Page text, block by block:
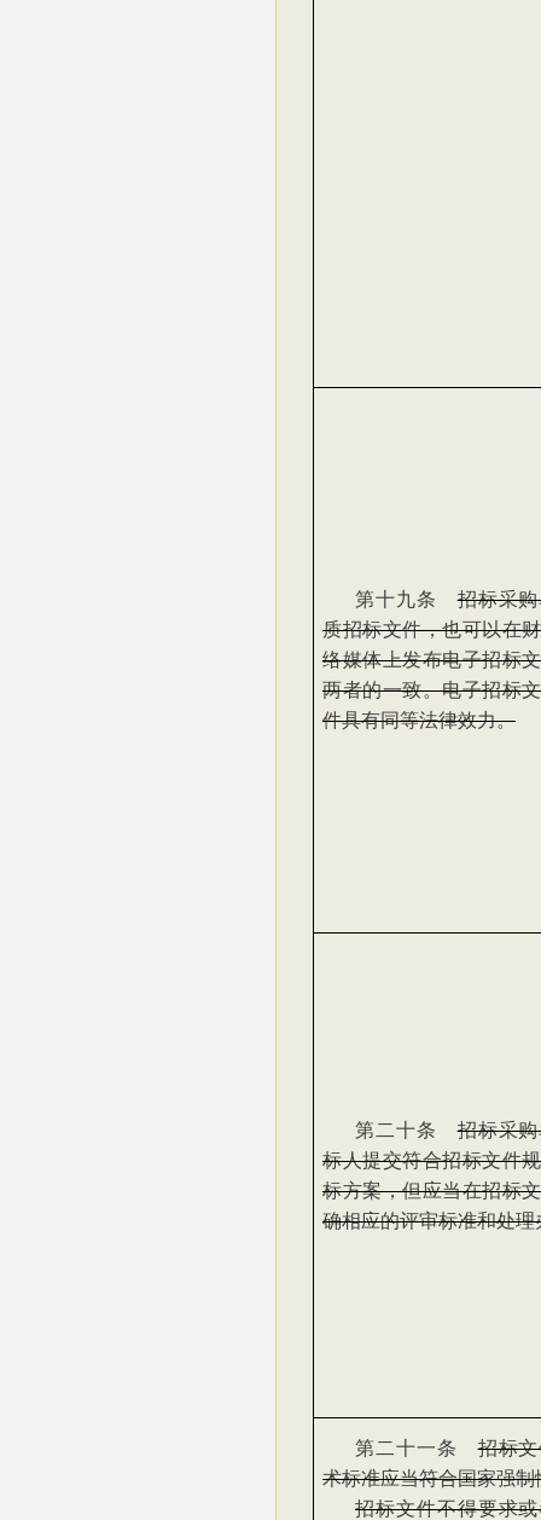
第十九条招标采
质招标文件，也可以在
络媒体上发布电子招标
两者的一致。电子招标
件具有同等法律效力。
第二十条招标采
标人提交符合招标文件
标方案，但应当在招标
确相应的评审标准和处理
第二十一条招标
术标准应当符合国家强制
招标文件不得要求